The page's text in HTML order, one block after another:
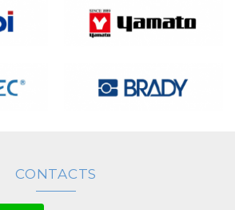
CONTACTS